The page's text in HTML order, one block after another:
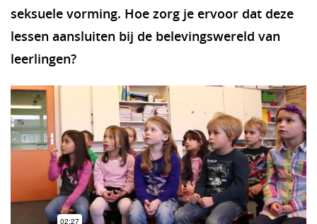
seksuele vorming. Hoe zorg je ervoor dat deze
lessen aansluiten bij de belevingswereld van
leerlingen?